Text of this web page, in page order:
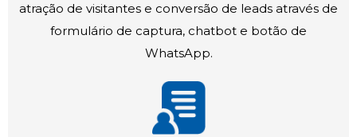
atração de visitantes e conversão de leads através de
formulário de captura, chatbot e botão de
WhatsApp.